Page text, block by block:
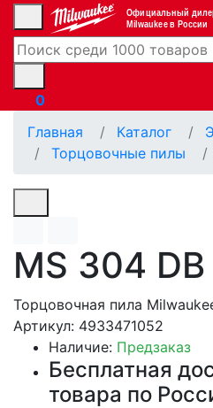
Официальный
Milwaukee в России
0
Главная
Каталог
Торцовочные пилы
MS 304 DB
Торцовочная пила
Артикул: 4933471052
Наличие: Предзаказ
Бесплатная
товара по